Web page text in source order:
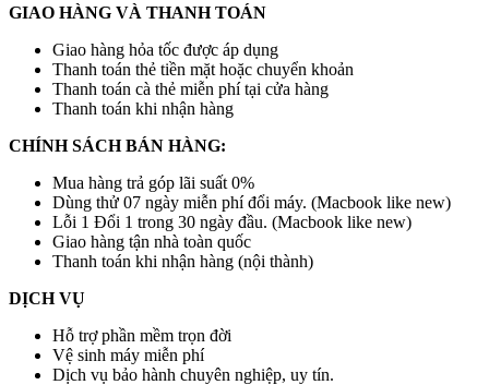
GIAO HÀNG VÀ THANH TOÁN
Giao hàng hỏa tốc được áp dụng
Thanh toán thẻ tiền mặt hoặc chuyển khoản
Thanh toán cà thẻ miễn phí tại cửa hàng
Thanh toán khi nhận hàng
CHÍNH SÁCH BÁN HÀNG:
Mua hàng trả góp lãi suất 0%
Dùng thử 07 ngày miễn phí đổi máy. (Macbook like new)
Lỗi 1 Đổi 1 trong 30 ngày đầu. (Macbook like new)
Giao hàng tận nhà toàn quốc
Thanh toán khi nhận hàng (nội thành)
DỊCH VỤ
Hỗ trợ phần mềm trọn đời
Vệ sinh máy miễn phí
Dịch vụ bảo hành chuyên nghiệp, uy tín.